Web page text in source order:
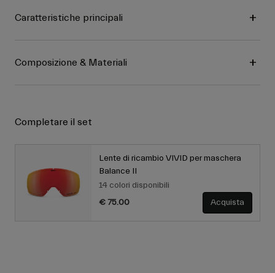
Caratteristiche principali
Composizione & Materiali
Completare il set
Lente di ricambio VIVID per maschera
Balance II
14 colori disponibili
€ 75.00
Acquista